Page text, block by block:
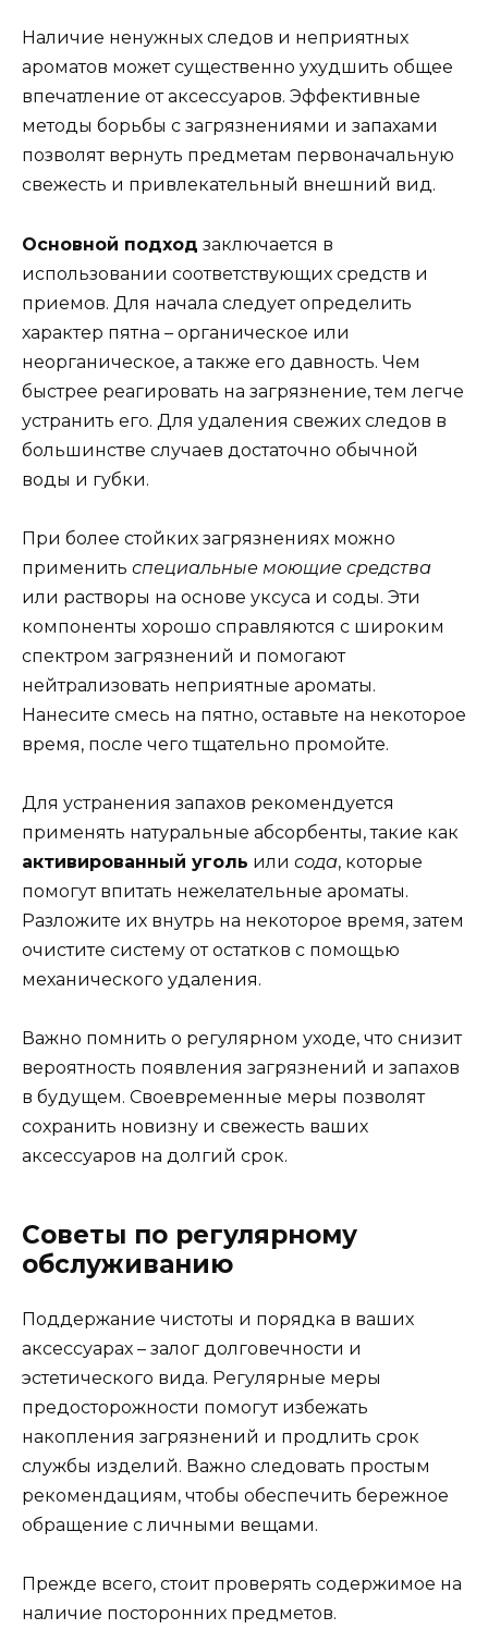
Наличие ненужных следов и неприятных
ароматов может существенно ухудшить общее
впечатление от аксессуаров. Эффективные
методы борьбы с загрязнениями и запахами
позволят вернуть предметам первоначальную
свежесть и привлекательный внешний вид.
Основной подход заключается в
использовании соответствующих средств и
приемов. Для начала следует определить
характер пятна – органическое или
неорганическое, а также его давность. Чем
быстрее реагировать на загрязнение, тем легче
устранить его. Для удаления свежих следов в
большинстве случаев достаточно обычной
воды и губки.
При более стойких загрязнениях можно
применить специальные моющие средства
или растворы на основе уксуса и соды. Эти
компоненты хорошо справляются с широким
спектром загрязнений и помогают
нейтрализовать неприятные ароматы.
Нанесите смесь на пятно, оставьте на некоторое
время, после чего тщательно промойте.
Для устранения запахов рекомендуется
применять натуральные абсорбенты, такие как
активированный уголь или сода, которые
помогут впитать нежелательные ароматы.
Разложите их внутрь на некоторое время, затем
очистите систему от остатков с помощью
механического удаления.
Важно помнить о регулярном уходе, что снизит
вероятность появления загрязнений и запахов
в будущем. Своевременные меры позволят
сохранить новизну и свежесть ваших
аксессуаров на долгий срок.
Советы по регулярному
обслуживанию
Поддержание чистоты и порядка в ваших
аксессуарах – залог долговечности и
эстетического вида. Регулярные меры
предосторожности помогут избежать
накопления загрязнений и продлить срок
службы изделий. Важно следовать простым
рекомендациям, чтобы обеспечить бережное
обращение с личными вещами.
Прежде всего, стоит проверять содержимое на
наличие посторонних предметов.